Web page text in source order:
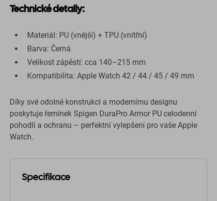
Technické detaily:
Materiál: PU (vnější) + TPU (vnitřní)
Barva: Černá
Velikost zápěstí: cca 140–215 mm
Kompatibilita: Apple Watch 42 / 44 / 45 / 49 mm
Díky své odolné konstrukci a modernímu designu
poskytuje řemínek Spigen DuraPro Armor PU celodenní
pohodlí a ochranu – perfektní vylepšení pro vaše Apple
Watch.
Specifikace